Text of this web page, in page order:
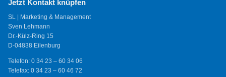
Jetzt Kontakt knüpfen
SL | Marketing & Management
Sven Lehmann
Dr.-Külz-Ring 15
D-04838 Eilenburg
Telefon: 0 34 23 – 60 34 06
Telefax: 0 34 23 – 60 46 72